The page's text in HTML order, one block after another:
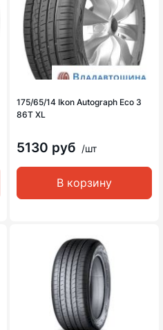
175/65/14 Ikon Autograph Eco 3
86T XL
5130 руб /шт
В корзину